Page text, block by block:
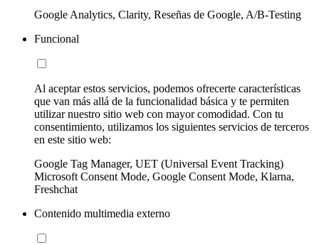
Google Analytics, Clarity, Reseñas de Google, A/B-Testing
Funcional
Al aceptar estos servicios, podemos ofrecerte características
que van más allá de la funcionalidad básica y te permiten
utilizar nuestro sitio web con mayor comodidad. Con tu
consentimiento, utilizamos los siguientes servicios de terceros
en este sitio web:
Google Tag Manager, UET (Universal Event Tracking)
Microsoft Consent Mode, Google Consent Mode, Klarna,
Freshchat
Contenido multimedia externo